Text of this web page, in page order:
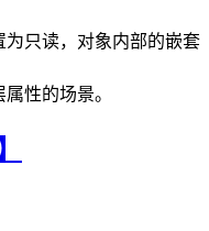
为只读，对象内部的嵌套
性的场景。